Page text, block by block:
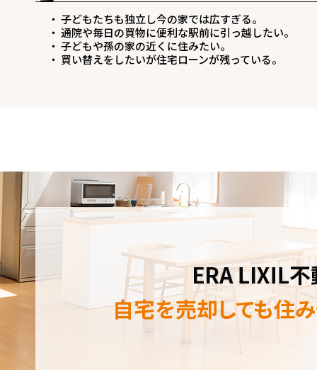
・ 子どもたちも独立し今の家では広すぎる。
・ 通院や毎日の買物に便利な駅前に引っ越したい。
・ 子どもや孫の家の近くに住みたい。
・ 買い替えをしたいが住宅ローンが残っている。